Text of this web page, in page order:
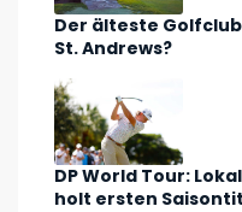
Der älteste
St. Andrews?
DP World Tour:
holt ersten